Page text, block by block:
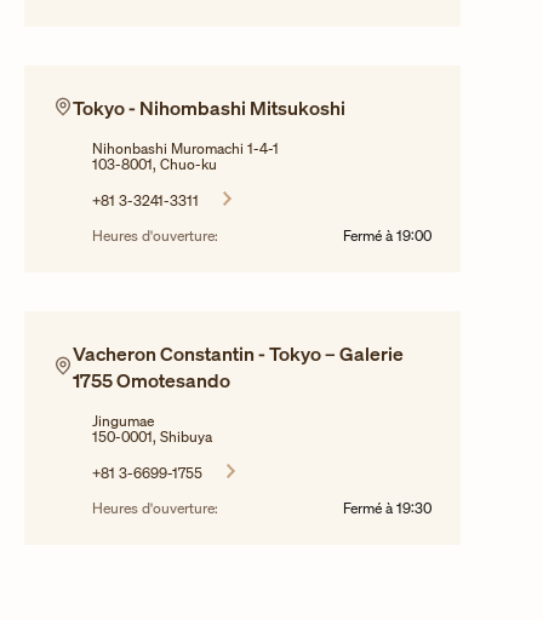
Tokyo - Nihombashi Mitsukoshi
Nihonbashi Muromachi 1-4-1
103-8001, Chuo-ku
+81 3-3241-3311
Heures d'ouverture:
Fermé à 19:00
Vacheron Constantin - Tokyo – Galerie
1755 Omotesando
Jingumae
150-0001, Shibuya
+81 3-6699-1755
Heures d'ouverture:
Fermé à 19:30